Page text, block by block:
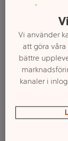
Vi använder
att göra
bättre
kanaler i